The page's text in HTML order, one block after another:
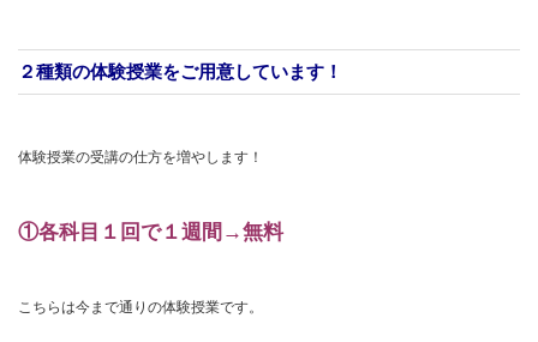
２種類の体験授業をご用意しています！
体験授業の受講の仕方を増やします！
①各科目１回で１週間→無料
こちらは今まで通りの体験授業です。